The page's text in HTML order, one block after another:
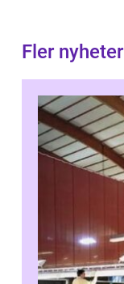
Fler nyheter